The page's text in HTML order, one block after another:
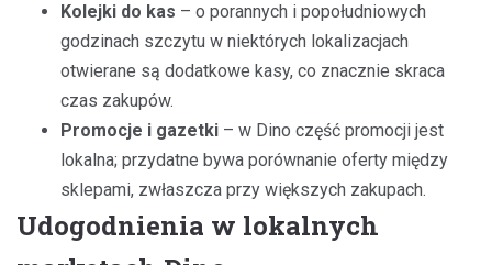
Kolejki do kas – o porannych i popołudniowych
godzinach szczytu w niektórych lokalizacjach
otwierane są dodatkowe kasy, co znacznie skraca
czas zakupów.
Promocje i gazetki – w Dino część promocji jest
lokalna; przydatne bywa porównanie oferty między
sklepami, zwłaszcza przy większych zakupach.
Udogodnienia w lokalnych